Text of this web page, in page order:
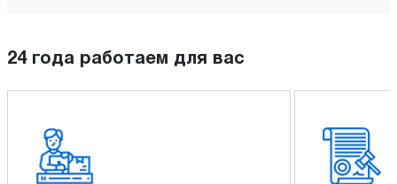
24 года работаем для вас